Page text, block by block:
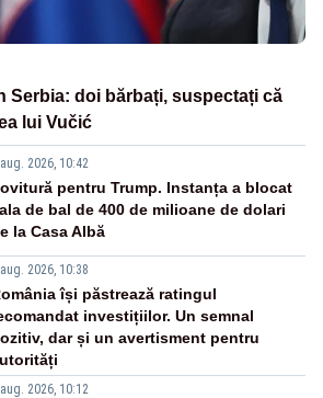
Serbia: doi bărbați, suspectați că
lui Vučić
2026, 10:42
pentru Trump. Instanța a blocat
de bal de 400 de milioane de dolari
la Casa Albă
2026, 10:38
își păstrează ratingul
investițiilor. Un semnal
dar și un avertisment pentru
2026, 10:12